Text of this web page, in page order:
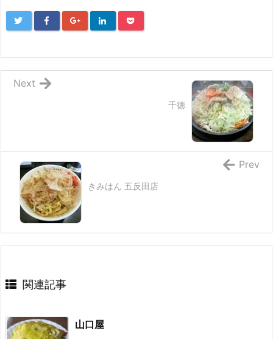
千徳
Next
きみはん 五反田店
Prev
関連記事
山口屋